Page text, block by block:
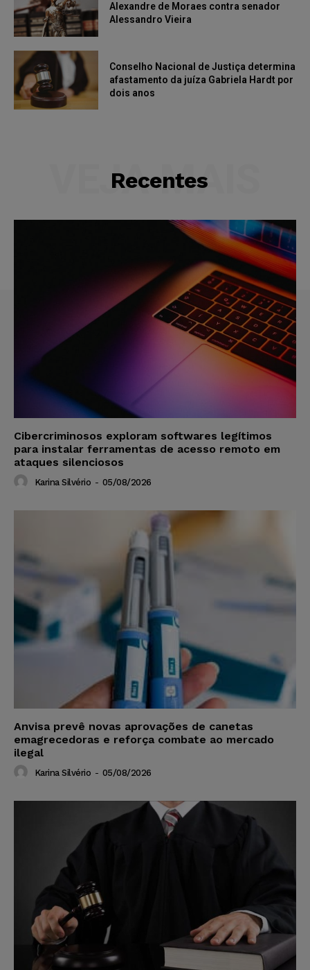
Alexandre de Moraes contra senador
Alessandro Vieira
Conselho Nacional de Justiça determina
afastamento da juíza Gabriela Hardt por
dois anos
Recentes
VEJA MAIS
Cibercriminosos exploram softwares legítimos
para instalar ferramentas de acesso remoto em
ataques silenciosos
Karina Silvério - 05/08/2026
Anvisa prevê novas aprovações de canetas
emagrecedoras e reforça combate ao mercado
ilegal
Karina Silvério - 05/08/2026